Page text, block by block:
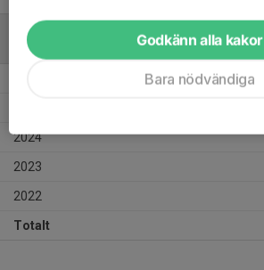
ALLA SERIER ALLA ÅR
2024
2023
2022
Totalt
Godkänn alla kakor
Bara nödvändiga